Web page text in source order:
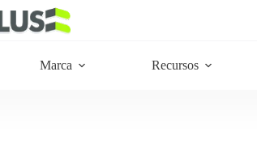
Marca Recursos